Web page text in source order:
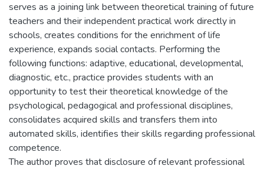
serves as a joining link between theoretical training of future
teachers and their independent practical work directly in
schools, creates conditions for the enrichment of life
experience, expands social contacts. Performing the
following functions: adaptive, educational, developmental,
diagnostic, etc., practice provides students with an
opportunity to test their theoretical knowledge of the
psychological, pedagogical and professional disciplines,
consolidates acquired skills and transfers them into
automated skills, identifies their skills regarding professional
competence.
The author proves that disclosure of relevant professional